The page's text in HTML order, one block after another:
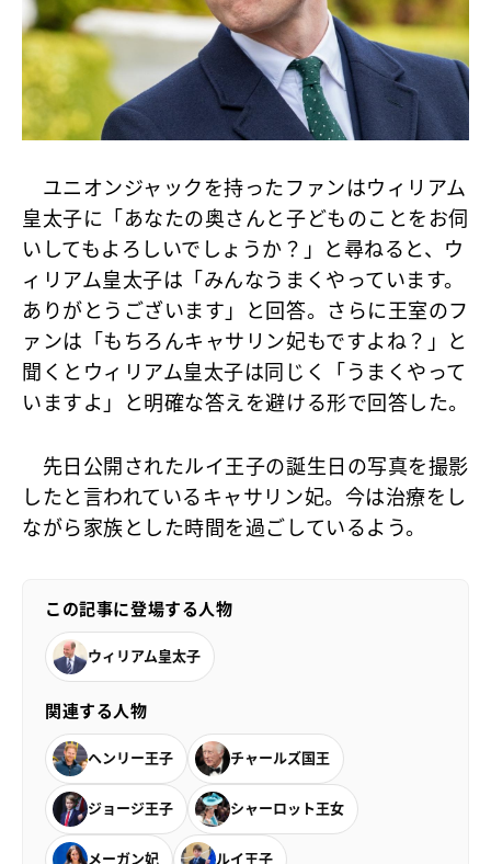
ユニオンジャックを持ったファンはウィリアム
皇太子に「あなたの奥さんと子どものことをお伺
いしてもよろしいでしょうか？」と尋ねると、ウ
ィリアム皇太子は「みんなうまくやっています。
ありがとうございます」と回答。さらに王室のフ
ァンは「もちろんキャサリン妃もですよね？」と
聞くとウィリアム皇太子は同じく「うまくやって
いますよ」と明確な答えを避ける形で回答した。
先日公開されたルイ王子の誕生日の写真を撮影
したと言われているキャサリン妃。今は治療をし
ながら家族とした時間を過ごしているよう。
この記事に登場する人物
ウィリアム皇太子
関連する人物
ヘンリー王子 チャールズ国王
ジョージ王子 シャーロット王女
メーガン妃 ルイ王子